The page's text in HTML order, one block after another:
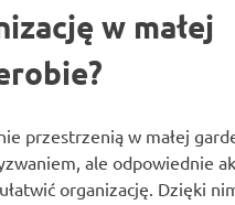
w małej
przestrzenią w małej
ale odpowiednie
organizację. Dzięki